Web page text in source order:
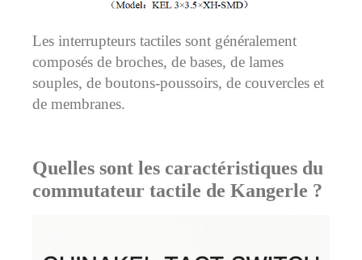
Les interrupteurs tactiles sont généralement
composés de broches, de bases, de lames
souples, de boutons-poussoirs, de couvercles et
de membranes.
Quelles sont les caractéristiques du
commutateur tactile de Kangerle ?